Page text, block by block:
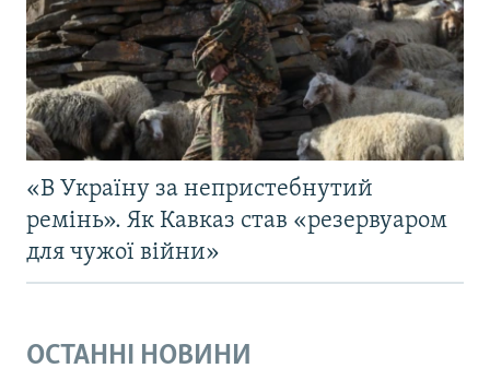
«В Україну за непристебнутий
ремінь». Як Кавказ став «резервуаром
для чужої війни»
ОСТАННІ НОВИНИ